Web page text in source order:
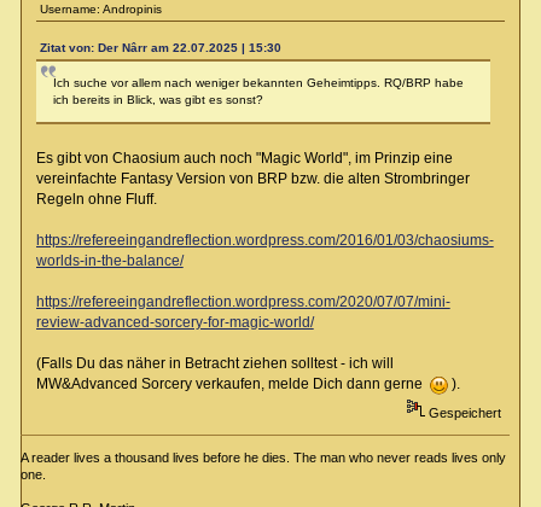
Username: Andropinis
Zitat von: Der Nârr am 22.07.2025 | 15:30
Ich suche vor allem nach weniger bekannten Geheimtipps. RQ/BRP habe
ich bereits in Blick, was gibt es sonst?
Es gibt von Chaosium auch noch "Magic World", im Prinzip eine
vereinfachte Fantasy Version von BRP bzw. die alten Strombringer
Regeln ohne Fluff.
https://refereeingandreflection.wordpress.com/2016/01/03/chaosiums-
worlds-in-the-balance/
https://refereeingandreflection.wordpress.com/2020/07/07/mini-
review-advanced-sorcery-for-magic-world/
(Falls Du das näher in Betracht ziehen solltest - ich will
MW&Advanced Sorcery verkaufen, melde Dich dann gerne
).
Gespeichert
A reader lives a thousand lives before he dies. The man who never reads lives only
one.